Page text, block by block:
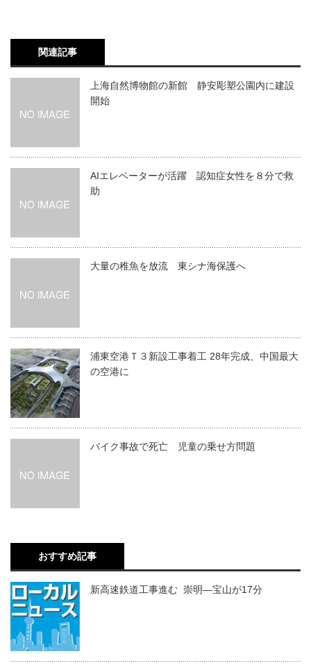
関連記事
上海自然博物館の新館 静安彫塑公園内に建設
開始
AIエレベーターが活躍 認知症女性を８分で救
助
大量の稚魚を放流 東シナ海保護へ
浦東空港Ｔ３新設工事着工 28年完成、中国最大
の空港に
バイク事故で死亡 児童の乗せ方問題
おすすめ記事
新高速鉄道工事進む 崇明―宝山が17分